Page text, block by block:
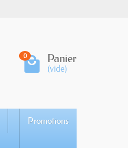
0 Panier
(vide)
Promotions